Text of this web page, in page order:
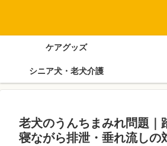
ケアグッズ
シニア犬・老犬介護
老犬のうんちまみれ問題｜
寝ながら排泄・垂れ流しの